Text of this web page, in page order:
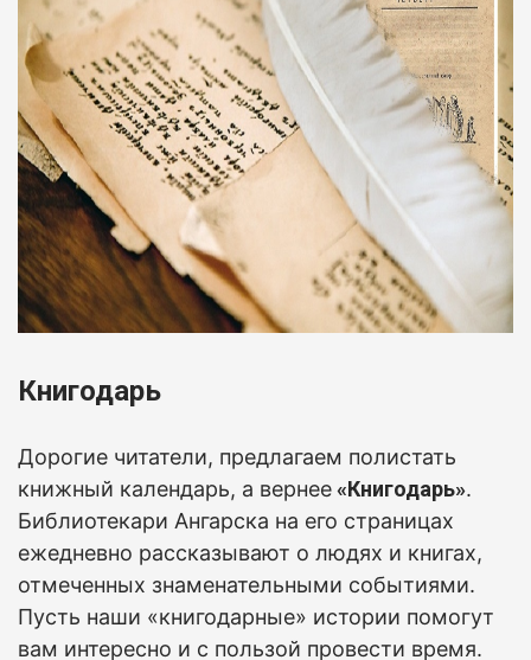
Книгодарь
Дорогие читатели, предлагаем полистать
книжный календарь, а вернее«Книгодарь».
Библиотекари Ангарска на его страницах
ежедневно рассказывают о людях и книгах,
отмеченных знаменательными событиями.
Пусть наши «книгодарные» истории помогут
вам интересно и с пользой провести время.